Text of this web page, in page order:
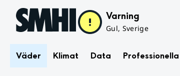
Hoppa till sidans innehåll Varning
Gul, Sverige
Väder Klimat Data